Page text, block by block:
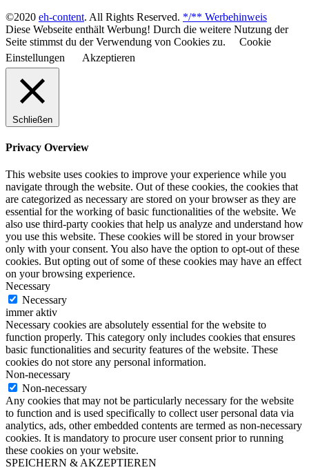
©2020 eh-content. All Rights Reserved. */** Werbehinweis
Diese Webseite enthält Werbung! Durch die weitere Nutzung der
Seite stimmst du der Verwendung von Cookies zu.
Cookie
Einstellungen
Akzeptieren
Schließen
Privacy Overview
This website uses cookies to improve your experience while you
navigate through the website. Out of these cookies, the cookies that
are categorized as necessary are stored on your browser as they are
essential for the working of basic functionalities of the website. We
also use third-party cookies that help us analyze and understand how
you use this website. These cookies will be stored in your browser
only with your consent. You also have the option to opt-out of these
cookies. But opting out of some of these cookies may have an effect
on your browsing experience.
Necessary
Necessary
immer aktiv
Necessary cookies are absolutely essential for the website to
function properly. This category only includes cookies that ensures
basic functionalities and security features of the website. These
cookies do not store any personal information.
Non-necessary
Non-necessary
Any cookies that may not be particularly necessary for the website
to function and is used specifically to collect user personal data via
analytics, ads, other embedded contents are termed as non-necessary
cookies. It is mandatory to procure user consent prior to running
these cookies on your website.
SPEICHERN & AKZEPTIEREN